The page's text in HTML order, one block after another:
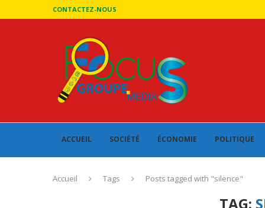
CONTACTEZ-NOUS
ACCUEIL SOCIÉTÉ ÉCONOMIE POLITIQUE
Accueil Tags Posts tagged with "silence"
TAG: